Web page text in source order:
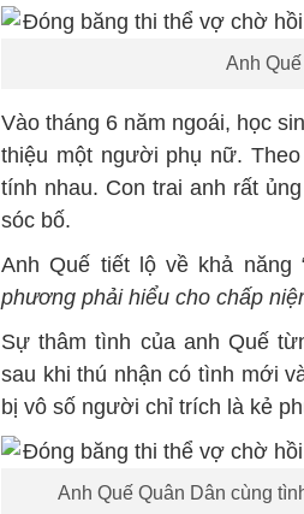
Anh
Vào tháng 6 năm ngoái, học
thiệu một người phụ nữ.
tính nhau. Con trai anh rất
sóc bố.
Anh Quế tiết lộ về khả năng
phương phải hiểu cho chấp
Sự thâm tình của anh Quế
sau khi thú nhận có tình mới
bị vô số người chỉ trích là kẻ
Anh Quế Quân Dân cùng